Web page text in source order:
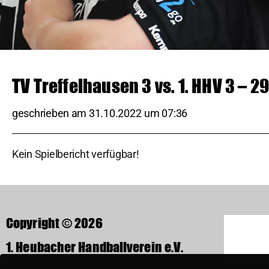
TV Treffelhausen 3 vs. 1. HHV 3 –
geschrieben am 31.10.2022 um 07:36
Kein Spielbericht verfügbar!
Copyright © 2026
1. Heubacher Handballverein e.V.